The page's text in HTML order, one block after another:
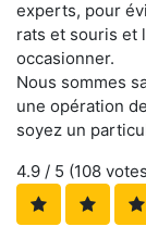
experts, pour
rats et souris et
occasionner.
Nous sommes
une opération
soyez un
4.9 / 5 (108